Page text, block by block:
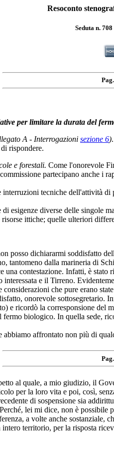
Resoconto
Seduta n.
per limitare la durata del
A - Interrogazioni sezione 6).
rispondere.
e forestali. Come l'onorevole
partecipano anche
interruzioni tecniche
esigenze diverse delle singole
ittiche; quelle ulteriori
dichiararmi soddisfatto
tantomeno dalla marineria di
contestazione. Infatti, è
e il Tirreno.
che pure erano
onorevole
e ricordò la corresponsione
biologico. In quella sede,
affrontato non più di
al quale, a mio giudizio, il
per la loro vita e poi, così,
di sospensione sia
lei mi dice, non è
a volte anche
territorio, per la risposta